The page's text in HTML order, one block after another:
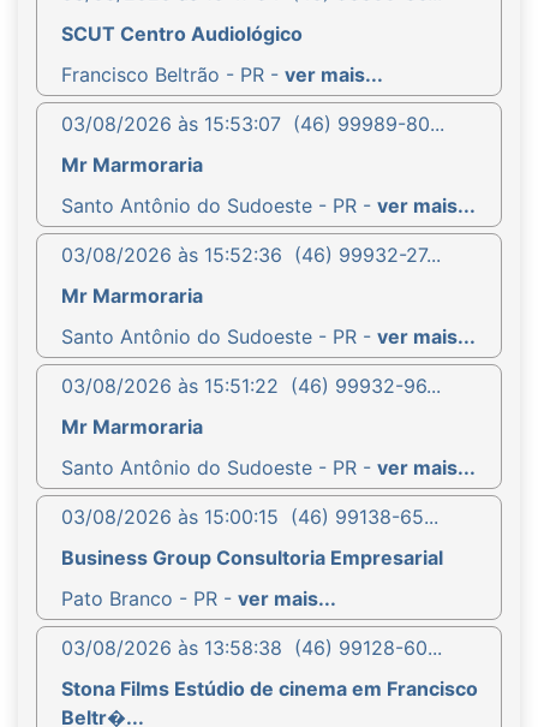
SCUT Centro Audiológico
Francisco Beltrão - PR - ver mais...
03/08/2026 às 15:53:07 (46) 99989-80...
Mr Marmoraria
Santo Antônio do Sudoeste - PR - ver mais...
03/08/2026 às 15:52:36 (46) 99932-27...
Mr Marmoraria
Santo Antônio do Sudoeste - PR - ver mais...
03/08/2026 às 15:51:22 (46) 99932-96...
Mr Marmoraria
Santo Antônio do Sudoeste - PR - ver mais...
03/08/2026 às 15:00:15 (46) 99138-65...
Business Group Consultoria Empresarial
Pato Branco - PR - ver mais...
03/08/2026 às 13:58:38 (46) 99128-60...
Stona Films Estúdio de cinema em Francisco
Beltr�...